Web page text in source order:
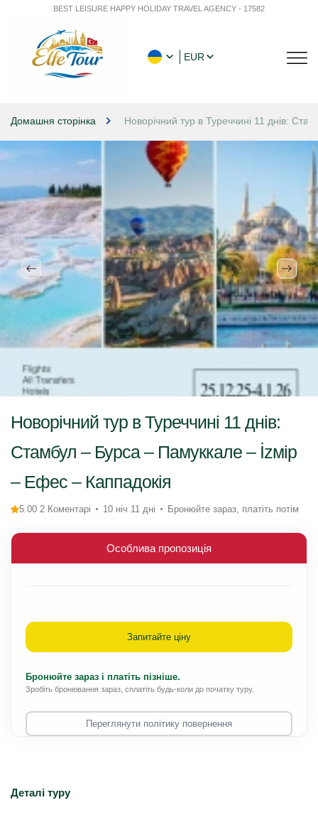
BEST LEISURE HAPPY HOLIDAY TRAVEL AGENCY - 17582
EUR
Домашня сторінка Новорічний тур в Туреччині 11 днів:
Деталі туру
Новорічний тур в Туреччині 11 днів:
Стамбул – Бурса – Памуккале – İzмір
– Ефес – Каппадокія
5.00 2 Коментарі 10 ніч 11 дні Бронюйте зараз, платіть потім
Особлива пропозиція
Запитайте ціну
Бронюйте зараз і платіть пізніше.
Зробіть бронювання зараз, сплатіть будь-коли до початку туру.
Переглянути політику повернення